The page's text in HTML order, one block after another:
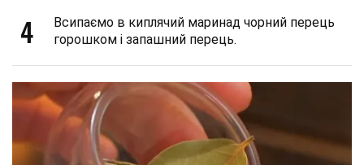
4
Всипаємо в киплячий маринад чорний перець
горошком і запашний перець.